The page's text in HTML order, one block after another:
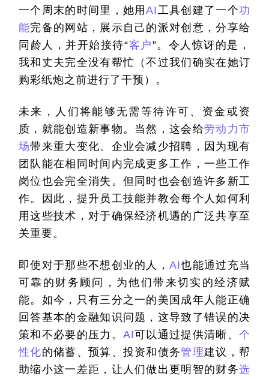
一个周末的时间里，她用AI工具创建了一个功
能完备的网站，展示自己的派对创意，分享给
同龄人，并开始接待“客户”。令人惊讶的是，
我和丈夫完全没有帮忙（不过我们确实在她订
购彩纸炮之前进行了干预）。
未来，人们将能够无需等待许可、资金或资
质，就能创造新事物。当然，这会给劳动力市
场带来重大变化。企业会减少招聘，因为现有
团队能在相同时间内完成更多工作，一些工作
岗位也会完全消失。但同时也会创造许多新工
作。因此，提升员工技能并教会每个人如何利
用这些技术，对于确保经济机遇的广泛共享至
关重要。
即使对于那些不想创业的人，AI也能通过充当
可靠的财务顾问，为他们带来切实的经济赋
能。如今，只有三分之一的美国成年人能正确
回答基本的金融知识问题，这导致了错误的决
策和不必要的压力。 AI可以通过提供清晰、个
性化的储蓄、预算、投资和债务管理建议，帮
助缩小这一差距，让人们做出更明智的财务选